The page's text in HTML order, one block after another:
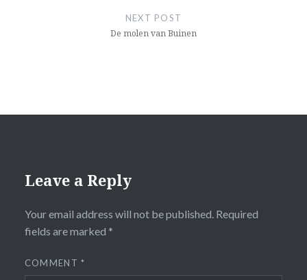
NEXT POST
De molen van Buinen
Leave a Reply
Your email address will not be published. Required
fields are marked *
COMMENT*